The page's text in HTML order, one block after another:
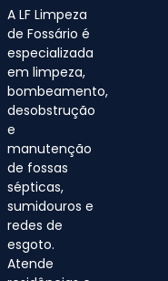
A LF Limpeza
de Fossário é
especializada
em limpeza,
bombeamento,
desobstrução
e
manutenção
de fossas
sépticas,
sumidouros e
redes de
esgoto.
Atende